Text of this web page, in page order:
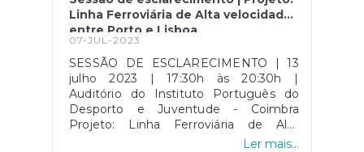
Linha Ferroviária de Alta velocidade
entre Porto e Lisboa
07-JUL-2023
SESSÃO DE ESCLARECIMENTO | 13
julho 2023 | 17:30h às 20:30h |
Auditório do Instituto Português do
Desporto e Juventude - Coimbra
Projeto: Linha Ferroviária de Alta
velocidade entre Porto e LisboaFase 1:
Ler mais...